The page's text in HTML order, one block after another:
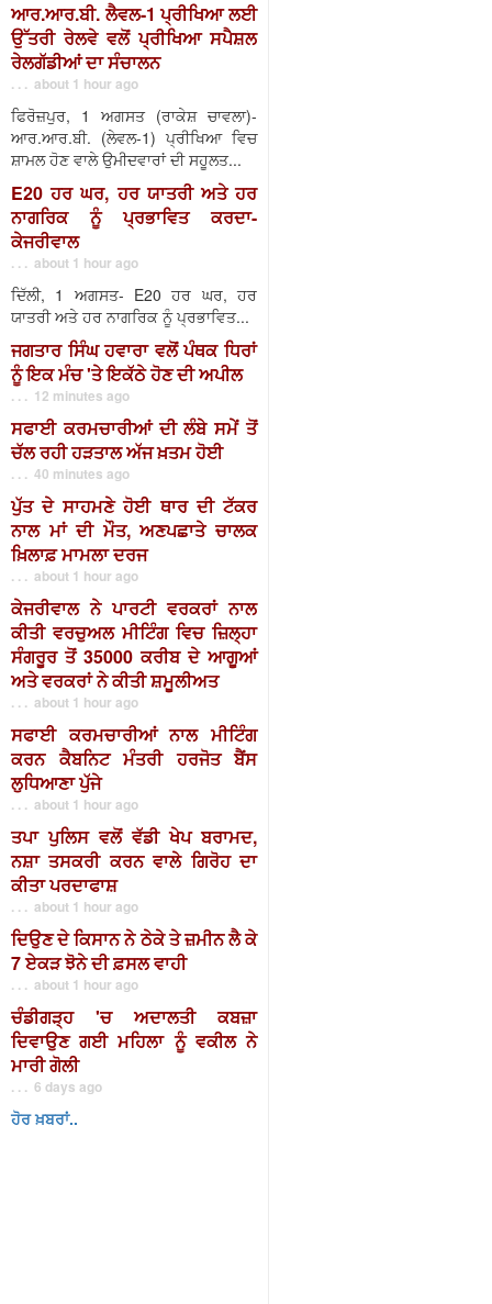
ਆਰ.ਆਰ.ਬੀ. ਲੈਵਲ-1 ਪ੍ਰੀਖਿਆ ਲਈ
ਉੱਤਰੀ ਰੇਲਵੇ ਵਲੋਂ ਪ੍ਰੀਖਿਆ ਸਪੈਸ਼ਲ
ਰੇਲਗੱਡੀਆਂ ਦਾ ਸੰਚਾਲਨ
. . . about 1 hour ago
ਫਿਰੋਜ਼ਪੁਰ, 1 ਅਗਸਤ (ਰਾਕੇਸ਼ ਚਾਵਲਾ)-
ਆਰ.ਆਰ.ਬੀ. (ਲੇਵਲ-1) ਪ੍ਰੀਖਿਆ ਵਿਚ
ਸ਼ਾਮਲ ਹੋਣ ਵਾਲੇ ਉਮੀਦਵਾਰਾਂ ਦੀ ਸਹੂਲਤ...
E20 ਹਰ ਘਰ, ਹਰ ਯਾਤਰੀ ਅਤੇ ਹਰ
ਨਾਗਰਿਕ ਨੂੰ ਪ੍ਰਭਾਵਿਤ ਕਰਦਾ-
ਕੇਜਰੀਵਾਲ
. . . about 1 hour ago
ਦਿੱਲੀ, 1 ਅਗਸਤ- E20 ਹਰ ਘਰ, ਹਰ
ਯਾਤਰੀ ਅਤੇ ਹਰ ਨਾਗਰਿਕ ਨੂੰ ਪ੍ਰਭਾਵਿਤ...
ਜਗਤਾਰ ਸਿੰਘ ਹਵਾਰਾ ਵਲੋਂ ਪੰਥਕ ਧਿਰਾਂ
ਨੂੰ ਇਕ ਮੰਚ 'ਤੇ ਇਕੱਠੇ ਹੋਣ ਦੀ ਅਪੀਲ
. . . 12 minutes ago
ਸਫਾਈ ਕਰਮਚਾਰੀਆਂ ਦੀ ਲੰਬੇ ਸਮੇਂ ਤੋਂ
ਚੱਲ ਰਹੀ ਹੜਤਾਲ ਅੱਜ ਖ਼ਤਮ ਹੋਈ
. . . 40 minutes ago
ਪੁੱਤ ਦੇ ਸਾਹਮਣੇ ਹੋਈ ਥਾਰ ਦੀ ਟੱਕਰ
ਨਾਲ ਮਾਂ ਦੀ ਮੌਤ, ਅਣਪਛਾਤੇ ਚਾਲਕ
ਖ਼ਿਲਾਫ਼ ਮਾਮਲਾ ਦਰਜ
. . . about 1 hour ago
ਕੇਜਰੀਵਾਲ ਨੇ ਪਾਰਟੀ ਵਰਕਰਾਂ ਨਾਲ
ਕੀਤੀ ਵਰਚੁਅਲ ਮੀਟਿੰਗ ਵਿਚ ਜ਼ਿਲ੍ਹਾ
ਸੰਗਰੂਰ ਤੋਂ 35000 ਕਰੀਬ ਦੇ ਆਗੂਆਂ
ਅਤੇ ਵਰਕਰਾਂ ਨੇ ਕੀਤੀ ਸ਼ਮੂਲੀਅਤ
. . . about 1 hour ago
ਸਫਾਈ ਕਰਮਚਾਰੀਆਂ ਨਾਲ ਮੀਟਿੰਗ
ਕਰਨ ਕੈਬਨਿਟ ਮੰਤਰੀ ਹਰਜੋਤ ਬੈਂਸ
ਲੁਧਿਆਣਾ ਪੁੱਜੇ
. . . about 1 hour ago
ਤਪਾ ਪੁਲਿਸ ਵਲੋਂ ਵੱਡੀ ਖੇਪ ਬਰਾਮਦ,
ਨਸ਼ਾ ਤਸਕਰੀ ਕਰਨ ਵਾਲੇ ਗਿਰੋਹ ਦਾ
ਕੀਤਾ ਪਰਦਾਫਾਸ਼
. . . about 1 hour ago
ਦਿਉਣ ਦੇ ਕਿਸਾਨ ਨੇ ਠੇਕੇ ਤੇ ਜ਼ਮੀਨ ਲੈ ਕੇ
7 ਏਕੜ ਝੋਨੇ ਦੀ ਫ਼ਸਲ ਵਾਹੀ
. . . about 1 hour ago
ਚੰਡੀਗੜ੍ਹ 'ਚ ਅਦਾਲਤੀ ਕਬਜ਼ਾ
ਦਿਵਾਉਣ ਗਈ ਮਹਿਲਾ ਨੂੰ ਵਕੀਲ ਨੇ
ਮਾਰੀ ਗੋਲੀ
. . . 6 days ago
ਹੋਰ ਖ਼ਬਰਾਂ..